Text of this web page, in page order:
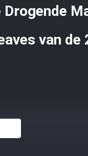
van de